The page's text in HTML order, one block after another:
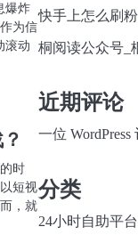
爆炸
为信
滚动
时
短视
，就
快手上怎么刷
桐阅读公众号_
近期评论
一位 WordPress
分类
24小时自助平台